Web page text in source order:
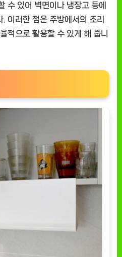
수 있어 벽면이나 냉장고 등에
이러한 점은 주방에서의 조리
적으로 활용할 수 있게 해 줍니